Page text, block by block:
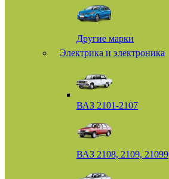
Другие марки
Электрика и электроника
ВАЗ 2101-2107
ВАЗ 2108, 2109, 21099